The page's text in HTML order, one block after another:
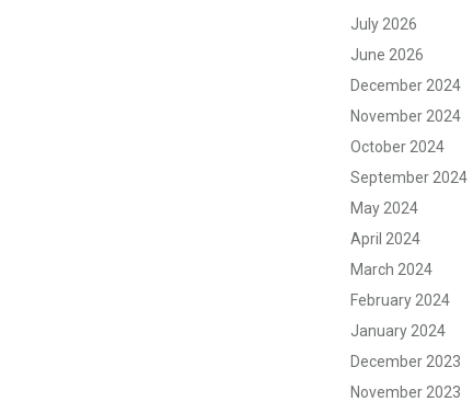
July 2026
June 2026
December 2024
November 2024
October 2024
September 2024
May 2024
April 2024
March 2024
February 2024
January 2024
December 2023
November 2023